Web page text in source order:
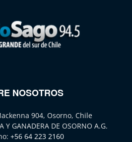
NOSOTROS
904, Osorno, Chile
Y GANADERA DE OSORNO A.G.
+56 64 223 2160